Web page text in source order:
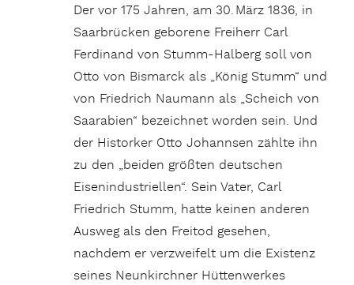
Der vor 175 Jahren, am 30. März 1836, in
Saarbrücken geborene Freiherr Carl
Ferdinand von Stumm-Hal­berg soll von
Otto von Bismarck als „König Stumm“ und
von Friedrich Naumann als „Scheich von
Saarabien“ bezeichnet worden sein. Und
der Historker Otto Johannsen zählte ihn
zu den „beiden größten deutschen
Eisenindustriellen“. Sein Vater, Carl
Friedrich Stumm, hatte keinen anderen
Ausweg als den Freitod gesehen,
nachdem er verzweifelt um die Existenz
seines Neunkirchner Hüttenwerkes